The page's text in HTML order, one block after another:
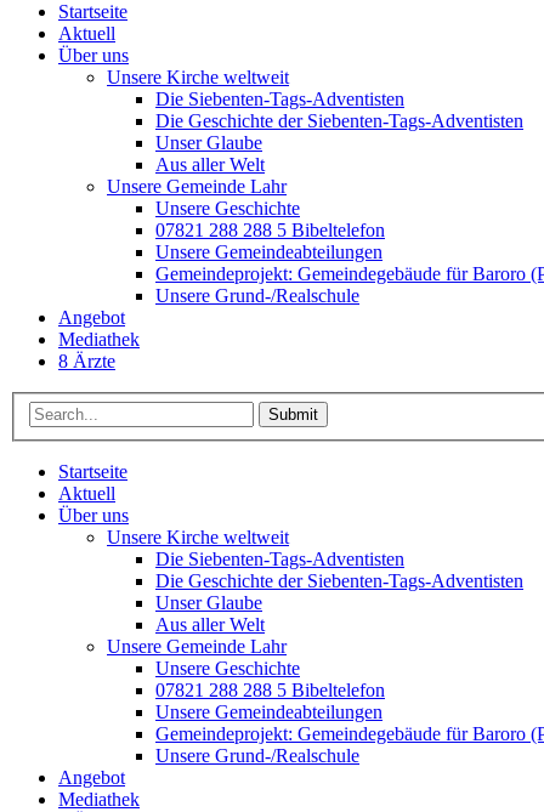
Startseite
Aktuell
Über uns
Unsere Kirche weltweit
Die Siebenten-Tags-Adventisten
Die Geschichte der Siebenten-Tags-Adventisten
Unser Glaube
Aus aller Welt
Unsere Gemeinde Lahr
Unsere Geschichte
07821 288 288 5 Bibeltelefon
Unsere Gemeindeabteilungen
Gemeindeprojekt: Gemeindegebäude für Baroro
Unsere Grund-/Realschule
Angebot
Mediathek
8 Ärzte
Submit
Startseite
Aktuell
Über uns
Unsere Kirche weltweit
Die Siebenten-Tags-Adventisten
Die Geschichte der Siebenten-Tags-Adventisten
Unser Glaube
Aus aller Welt
Unsere Gemeinde Lahr
Unsere Geschichte
07821 288 288 5 Bibeltelefon
Unsere Gemeindeabteilungen
Gemeindeprojekt: Gemeindegebäude für Baroro
Unsere Grund-/Realschule
Angebot
Mediathek